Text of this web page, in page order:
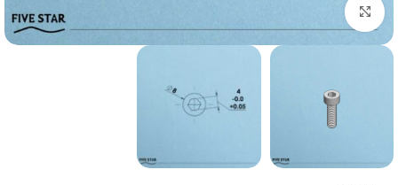
بزرگنمایی تصویر